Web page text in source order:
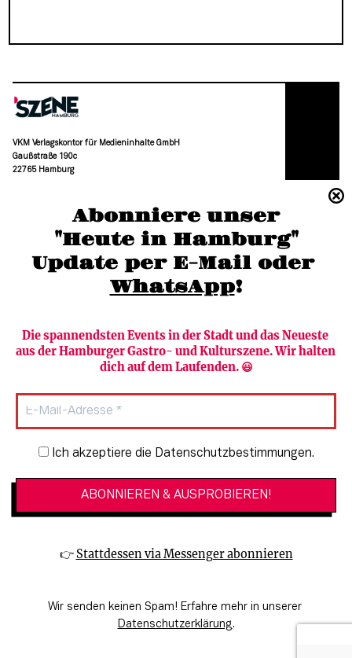
Abonniere unser
"Heute in Hamburg"
Update per E-Mail oder
WhatsApp!
Die spannendsten Events in der Stadt und das Neueste
aus der Hamburger Gastro- und Kulturszene. Wir halten
dich auf dem Laufenden. 😃
Newsletter-Anmeldung
Ich akzeptiere die Datenschutzbestimmungen.
👉 Stattdessen via Messenger abonnieren
Wir senden keinen Spam! Erfahre mehr in unserer
Datenschutzerklärung.
VKM Verlagskontor für Medieninhalte GmbH
Gaußstraße 190c
22765 Hamburg
moc.grubmah-enezs@ofni
Newsletter abonnieren
HAMBURG PUR
🔗 Kinoprogramm
🔗 Genuss-Guide Hamburg
Verlag
Datenschutzbestimmungen
Barrierefreiheitserklärung